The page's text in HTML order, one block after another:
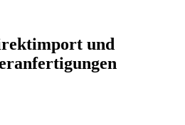
und